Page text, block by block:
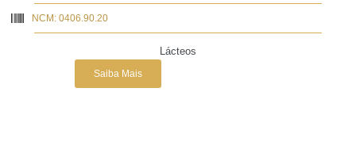
NCM: 0406.90.20
Lácteos
Saiba Mais